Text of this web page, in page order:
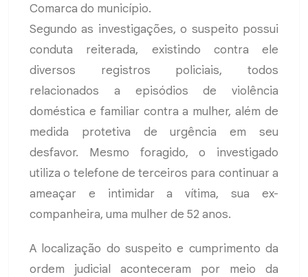
Comarca do município.
Segundo as investigações, o suspeito possui
conduta reiterada, existindo contra ele
diversos registros policiais, todos
relacionados a episódios de violência
doméstica e familiar contra a mulher, além de
medida protetiva de urgência em seu
desfavor. Mesmo foragido, o investigado
utiliza o telefone de terceiros para continuar a
ameaçar e intimidar a vítima, sua ex-
companheira, uma mulher de 52 anos.
A localização do suspeito e cumprimento da
ordem judicial aconteceram por meio da